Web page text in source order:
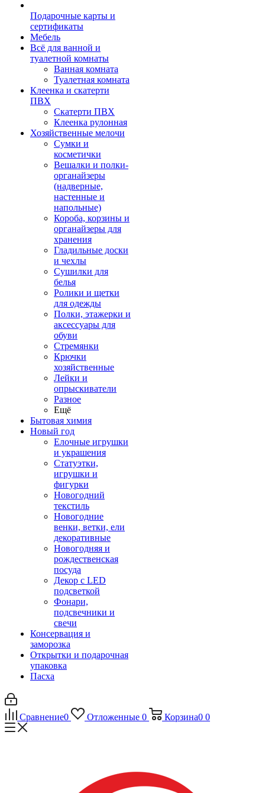
Подарочные карты и
сертификаты
Мебель
Всё для ванной и
туалетной комнаты
Ванная комната
Туалетная комната
Клеенка и скатерти
ПВХ
Скатерти ПВХ
Клеенка рулонная
Хозяйственные мелочи
Сумки и
косметички
Вешалки и полки-
органайзеры
(надверные,
настенные и
напольные)
Короба, корзины и
органайзеры для
хранения
Гладильные доски
и чехлы
Сушилки для
белья
Ролики и щетки
для одежды
Полки, этажерки и
аксессуары для
обуви
Стремянки
Крючки
хозяйственные
Лейки и
опрыскиватели
Разное
Ещё
Бытовая химия
Новый год
Елочные игрушки
и украшения
Статуэтки,
игрушки и
фигурки
Новогодний
текстиль
Новогодние
венки, ветки, ели
декоративные
Новогодняя и
рождественская
посуда
Декор с LED
подсветкой
Фонари,
подсвечники и
свечи
Консервация и
заморозка
Открытки и подарочная
упаковка
Пасха
Сравнение0 Отложенные 0 Корзина0 0